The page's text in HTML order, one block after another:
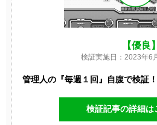
【優良】
検証実施日：2023年6
管理人の『毎週１回』自腹で検証！
検証記事の詳細は